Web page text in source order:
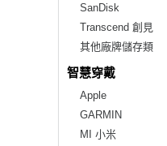
SanDisk
Transcend 創見
其他廠牌儲存類
智慧穿戴
Apple
GARMIN
MI 小米